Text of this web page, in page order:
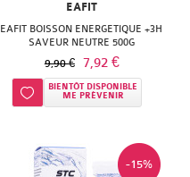
EAFIT
EAFIT BOISSON ENERGETIQUE +3H
SAVEUR NEUTRE 500G
9,90 € 7,92 €
Ajouter à ma liste d’envie
BIENTÔT DISPONIBLE
ME PRÉVENIR
-15%